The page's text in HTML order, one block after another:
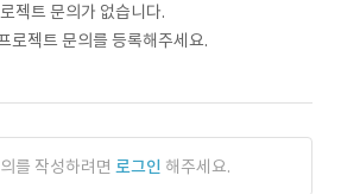
젝트 문의가 없습니다.
로젝트 문의를 등록해주세요.
를 작성하려면 로그인 해주세요.